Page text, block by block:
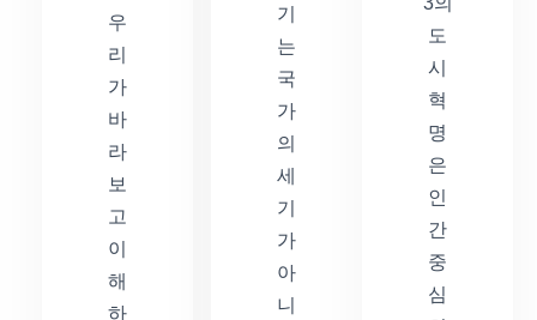
우
리
가
바
라
보
고
이
해
하
기
는
국
가
의
세
기
가
아
니
도
시
혁
명
은
인
간
중
심